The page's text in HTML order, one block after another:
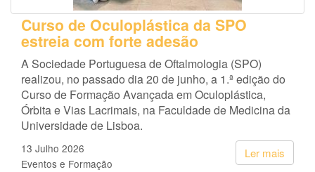
Curso de Oculoplástica da SPO
estreia com forte adesão
A Sociedade Portuguesa de Oftalmologia (SPO)
realizou, no passado dia 20 de junho, a 1.ª edição do
Curso de Formação Avançada em Oculoplástica,
Órbita e Vias Lacrimais, na Faculdade de Medicina da
Universidade de Lisboa.
Ler mais
13 Julho 2026
Eventos e Formação